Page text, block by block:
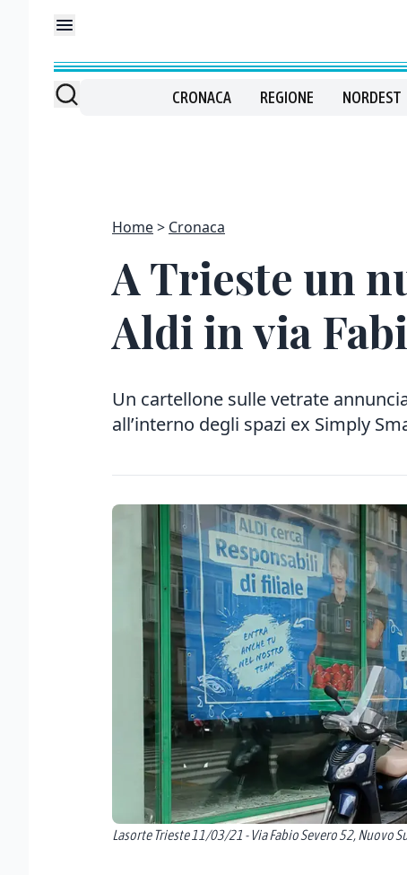
CRONACA REGIONE NORDEST
Home Cronaca
A Trieste un
Aldi in via
Un cartellone sulle vetrate
all’interno degli spazi ex Simply
Lasorte Trieste 11/03/21 - Via Fabio Severo 52, Nuovo